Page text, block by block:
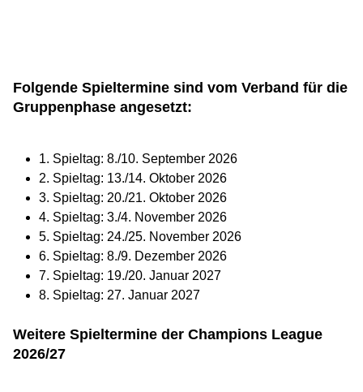
Folgende Spieltermine sind vom Verband für die
Gruppenphase angesetzt:
1. Spieltag: 8./10. September 2026
2. Spieltag: 13./14. Oktober 2026
3. Spieltag: 20./21. Oktober 2026
4. Spieltag: 3./4. November 2026
5. Spieltag: 24./25. November 2026
6. Spieltag: 8./9. Dezember 2026
7. Spieltag: 19./20. Januar 2027
8. Spieltag: 27. Januar 2027
Weitere Spieltermine der Champions League
2026/27